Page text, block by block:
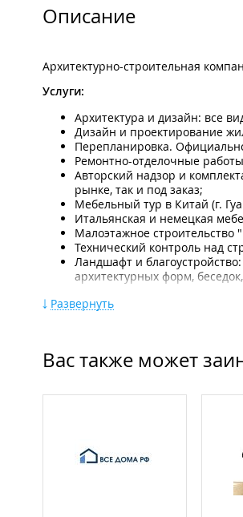
Описание
Архитектурно-строительная
Услуги:
Архитектура и дизайн: все
Дизайн и проектирование
Перепланировка.
Ремонтно-отделочные
Авторский надзор и
рынке, так и под заказ;
Мебельный тур в Китай (г.
Итальянская и немецкая
Малоэтажное строительство
Технический контроль над
Ландшафт и
архитектурных форм,
Дополнительно:
Смета в договоре является
Филиал находится в БЦ "
Развернуть
Вас также может